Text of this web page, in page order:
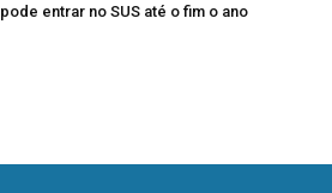
pode entrar no SUS até o fim o ano